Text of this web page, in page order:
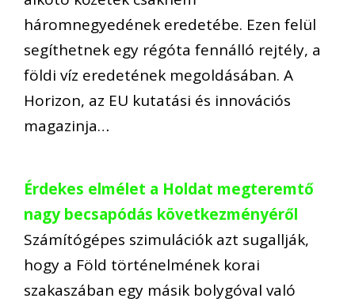
háromnegyedének eredetébe. Ezen felül
segíthetnek egy régóta fennálló rejtély, a
földi víz eredetének megoldásában. A
Horizon, az EU kutatási és innovációs
magazinja…
Érdekes elmélet a Holdat megteremtő
nagy becsapódás következményéről
Számítógépes szimulációk azt sugallják,
hogy a Föld történelmének korai
szakaszában egy másik bolygóval való